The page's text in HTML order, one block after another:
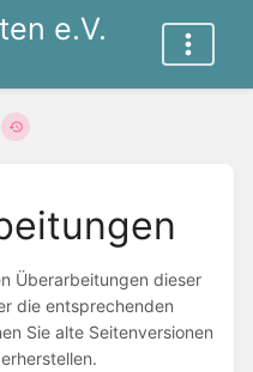
e.V.
Überarbeitungen dieser
die entsprechenden
Sie alte Seitenversionen